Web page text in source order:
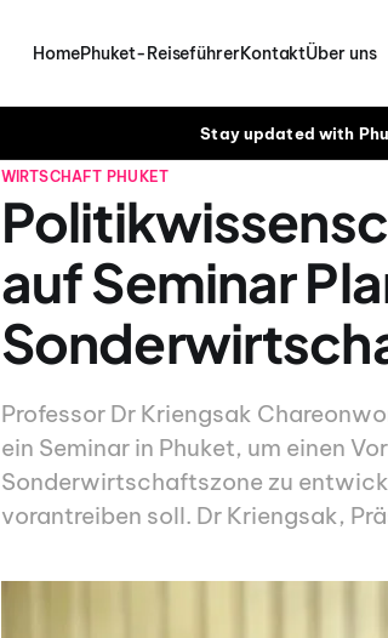
HomePhuket-ReiseführerKontaktÜber uns
Stay updated with
WIRTSCHAFT PHUKET
auf Seminar
Professor Dr Kriengsak
ein Seminar in Phuket, um einen
Sonderwirtschaftszone zu
vorantreiben soll. Dr Kriengsak,